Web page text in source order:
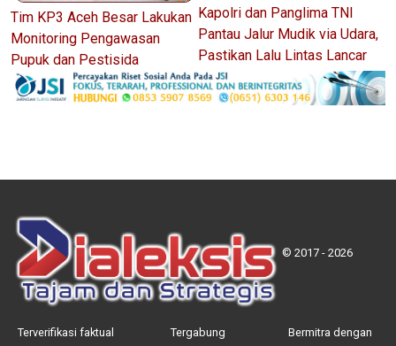
Tim KP3 Aceh Besar Lakukan
Monitoring Pengawasan
Pupuk dan Pestisida
Kapolri dan Panglima TNI
Pantau Jalur Mudik via Udara,
Pastikan Lalu Lintas Lancar
© 2017 - 2026
Terverifikasi faktual
Tergabung
Bermitra dengan